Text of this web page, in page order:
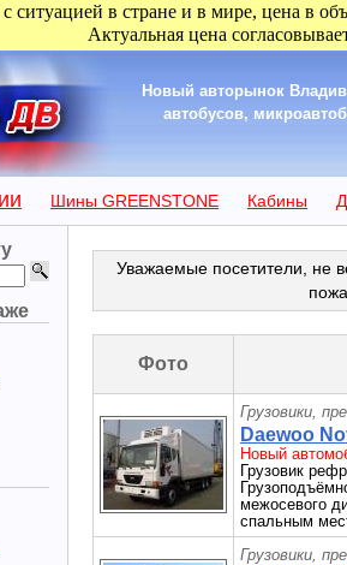
ситуацией в стране и в мире, цена в
Актуальная цена
Новый авторынок
автобусов,
Шины GREENSTONE Кабины
Уважаемые посетители, не
Фото
Грузовики,
Daewoo
Новый
Грузовик
межосевого
спальным
Грузовики,